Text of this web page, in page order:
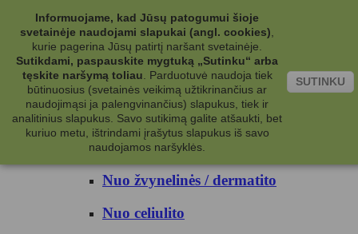
Kategorijos
Kosmetika
Kūno priežiūrai
Nuo prakaito
Kūno prausikliai
Nuo žvynelinės / dermatito
Nuo celiulito
Informuojame, kad Jūsų patogumui šioje
svetainėje naudojami slapukai (angl. cookies)
kurie pagerina Jūsų patirtį naršant svetainėje.
Sutikdami, paspauskite mygtuką „Sutinku“ arba
tęskite naršymą toliau
Parduotuvė naudoja tiek
būtinuosius (svetainės veikimą užtikrinančius ar
naudojimąsi ja palengvinančius) slapukus, tiek ir
analitinius slapukus. Savo sutikimą galite atšaukti, bet
kuriuo metu, ištrindami įrašytus slapukus iš savo
naudojamos naršyklės.
SUTINKU